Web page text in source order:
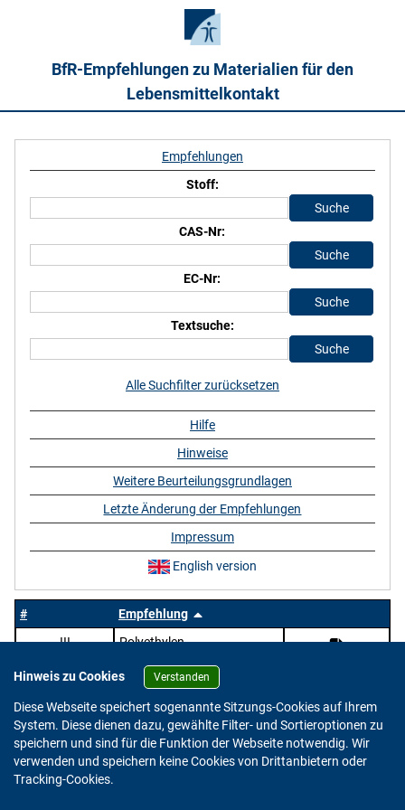
BfR-Empfehlungen zu Materialien für den
Lebensmittelkontakt
#
Empfehlung
III
Polyethylen
Empfehlungen
Stoff:
CAS-Nr:
EC-Nr:
Textsuche:
Alle Suchfilter zurücksetzen
Hilfe
Hinweise
Weitere Beurteilungsgrundlagen
Letzte Änderung der Empfehlungen
Impressum
English version
Hinweis zu Cookies Verstanden
Diese Webseite speichert sogenannte Sitzungs-Cookies auf Ihrem
System. Diese dienen dazu, gewählte Filter- und Sortieroptionen zu
speichern und sind für die Funktion der Webseite notwendig. Wir
verwenden und speichern keine Cookies von Drittanbietern oder
Tracking-Cookies.